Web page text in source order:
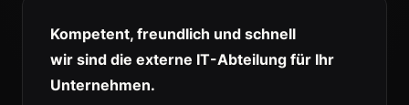
Kompetent, freundlich und schnell
wir sind die externe IT-Abteilung für Ihr
Unternehmen.